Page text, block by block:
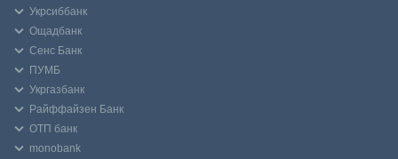
Укрсиббанк
Ощадбанк
Сенс Банк
ПУМБ
Укргазбанк
Райффайзен Банк
ОТП банк
monobank